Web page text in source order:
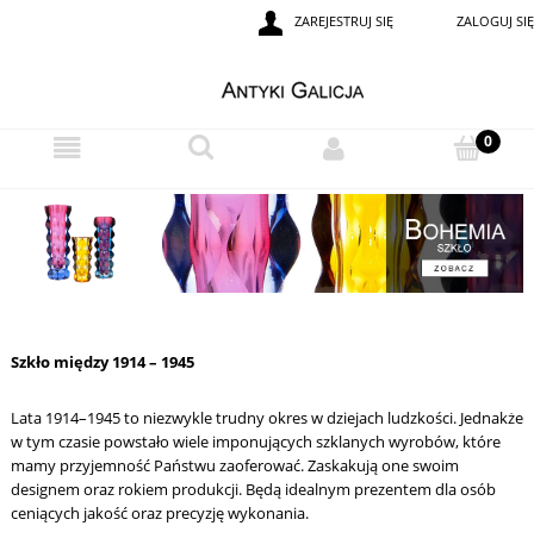
ZAREJESTRUJ SIĘ ZALOGUJ SIĘ
Szkło między 1914 – 1945
Lata 1914–1945 to niezwykle trudny okres w dziejach ludzkości. Jednakże
w tym czasie powstało wiele imponujących szklanych wyrobów, które
mamy przyjemność Państwu zaoferować. Zaskakują one swoim
designem oraz rokiem produkcji. Będą idealnym prezentem dla osób
ceniących jakość oraz precyzję wykonania.